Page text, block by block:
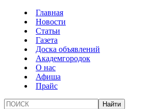
Главная
Новости
Статьи
Газета
Доска объявлений
Академгородок
О нас
Афиша
Прайс